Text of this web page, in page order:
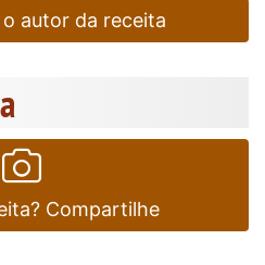
autor da receita
Compartilhe